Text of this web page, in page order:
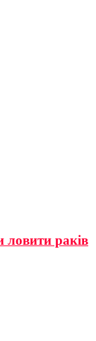
ловити раків